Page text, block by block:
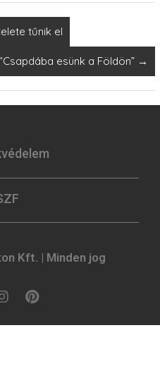
tűnik el
“Csapdába esünk a Földön” →
Kft. | Minden jog